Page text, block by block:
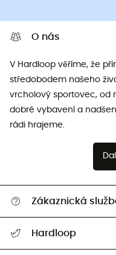
O nás
V Hardloop věříme, že
středobodem našeho
vrcholový sportovec, od
dobré vybavení a
rádi hrajeme.
Zákaznická
Hardloop